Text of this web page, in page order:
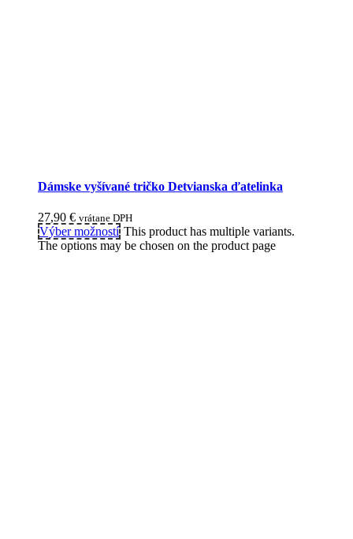
Dámske vyšívané tričko Detvianska ďatelinka
27,90 € vrátane DPH
Výber možností This product has multiple variants.
The options may be chosen on the product page